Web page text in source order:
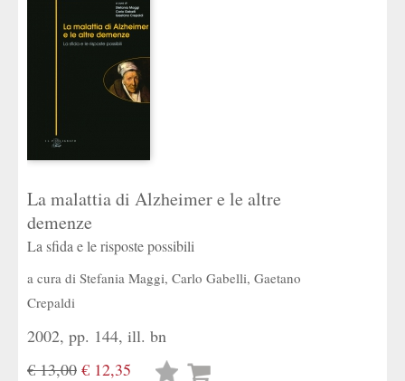
La malattia di Alzheimer e le altre
demenze
La sfida e le risposte possibili
a cura di Stefania Maggi, Carlo Gabelli, Gaetano
Crepaldi
2002, pp. 144, ill. bn
€ 13,00 € 12,35
Lista